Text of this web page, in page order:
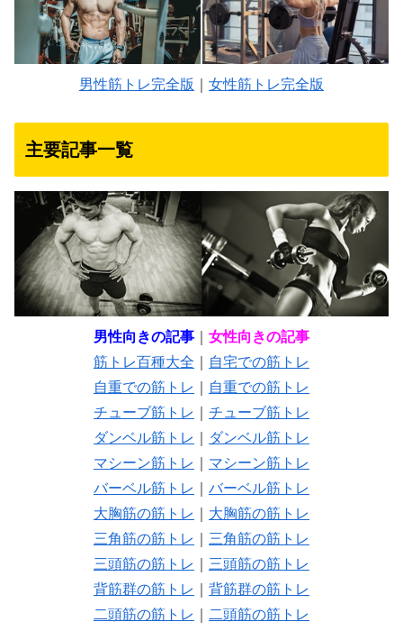
男性筋トレ完全版 女性筋トレ完全版
主要記事一覧
男性向きの記事
女性向きの記事
筋トレ百種大全
自宅での筋トレ
自重での筋トレ
自重での筋トレ
チューブ筋トレ
チューブ筋トレ
ダンベル筋トレ
ダンベル筋トレ
マシーン筋トレ
マシーン筋トレ
バーベル筋トレ
バーベル筋トレ
大胸筋の筋トレ
大胸筋の筋トレ
三角筋の筋トレ
三角筋の筋トレ
三頭筋の筋トレ
三頭筋の筋トレ
背筋群の筋トレ
背筋群の筋トレ
二頭筋の筋トレ
二頭筋の筋トレ